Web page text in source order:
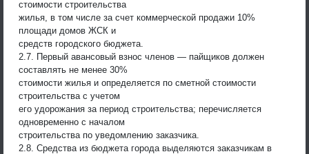
стоимости строительства
жилья, в том числе за счет коммерческой продажи 10%
площади домов ЖСК и
средств городского бюджета.
2.7. Первый авансовый взнос членов — пайщиков должен
составлять не менее 30%
стоимости жилья и определяется по сметной стоимости
строительства с учетом
его удорожания за период строительства; перечисляется
одновременно с началом
строительства по уведомлению заказчика.
2.8. Средства из бюджета города выделяются заказчикам в